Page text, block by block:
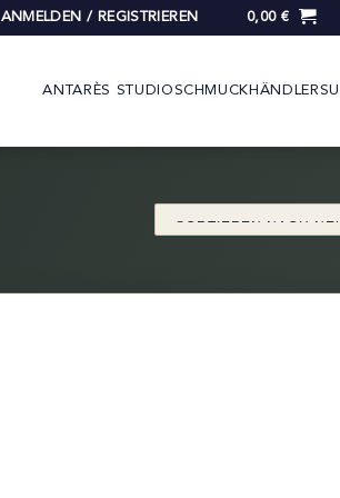
ANMELDEN / REGISTRIEREN 0,00 €
ANTARÈS STUDIOSCHMUCK